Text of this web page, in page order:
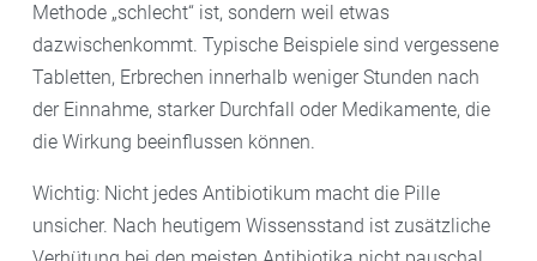
Methode „schlecht“ ist, sondern weil etwas
dazwischenkommt. Typische Beispiele sind vergessene
Tabletten, Erbrechen innerhalb weniger Stunden nach
der Einnahme, starker Durchfall oder Medikamente, die
die Wirkung beeinflussen können.
Wichtig: Nicht jedes Antibiotikum macht die Pille
unsicher. Nach heutigem Wissensstand ist zusätzliche